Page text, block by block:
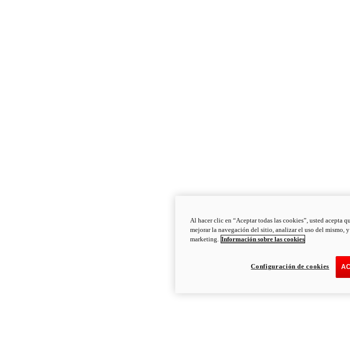
Al hacer clic en “Aceptar todas las cookies”, usted acepta
mejorar la navegación del sitio, analizar el uso del mismo,
marketing. Información sobre las cookies
Configuración de cookies